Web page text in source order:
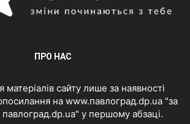
ПРО НАС
матеріалів сайту лише за наявності
на www.павлоград.dp.ua "за
павлоград.dp.ua" у першому абзаці.